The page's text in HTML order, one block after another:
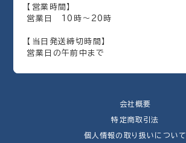
【営業時間】
営業日 10時～20時
【当日発送締切時間】
営業日の午前中まで
会社概要
特定商取引法
個人情報の取り扱いについて